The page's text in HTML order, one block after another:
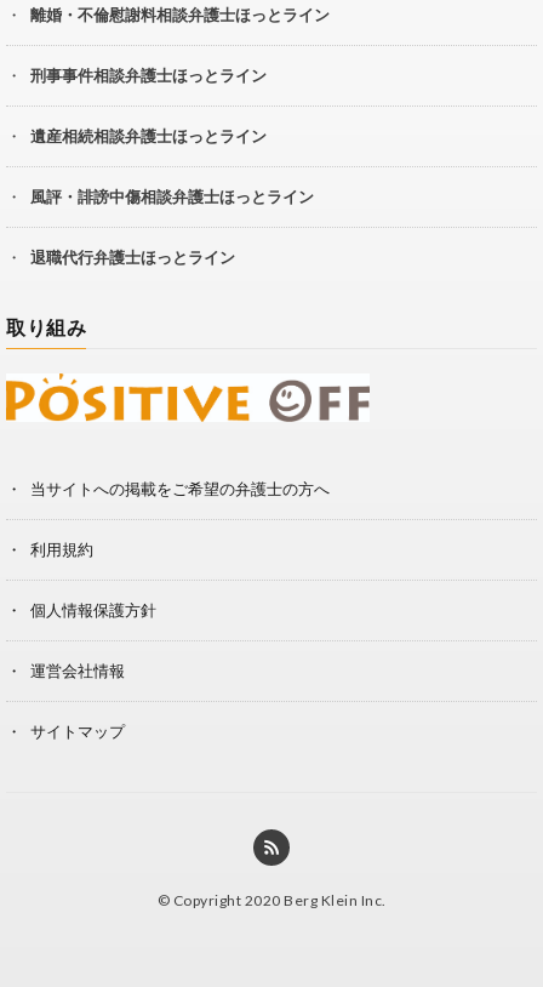
離婚・不倫慰謝料相談弁護士ほっとライン
刑事事件相談弁護士ほっとライン
遺産相続相談弁護士ほっとライン
風評・誹謗中傷相談弁護士ほっとライン
退職代行弁護士ほっとライン
取り組み
当サイトへの掲載をご希望の弁護士の方へ
利用規約
個人情報保護方針
運営会社情報
サイトマップ
© Copyright 2020 Berg Klein Inc.